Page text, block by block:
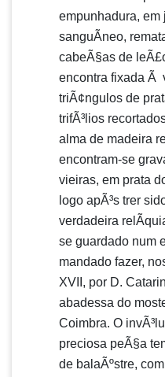
empunhadura, em
sanguÃ­neo,
cabeÃ§as de
encontra fixada Ã
triÃ¢ngulos de
trifÃ³lios
alma de madeira
encontram-se
vieiras, em prata
logo apÃ³s trer
verdadeira
se guardado num
mandado fazer,
XVII, por D.
abadessa do
Coimbra. O
preciosa peÃ§a
de balaÃºstre,